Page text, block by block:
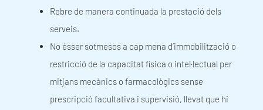
Rebre de manera continuada la prestació dels
serveis.
No ésser sotmesos a cap mena d’immobilització o
restricció de la capacitat física o intel·lectual per
mitjans mecànics o farmacològics sense
prescripció facultativa i supervisió, llevat que hi